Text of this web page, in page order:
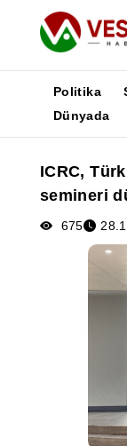
Yayınlar
Medya
Poster
Politika
Dünyada
ICRC,
semineri
675